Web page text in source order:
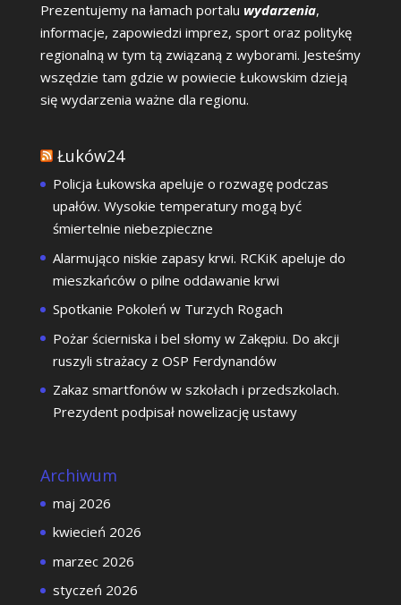
Prezentujemy na łamach portalu wydarzenia,
informacje, zapowiedzi imprez, sport oraz politykę
regionalną w tym tą związaną z wyborami. Jesteśmy
wszędzie tam gdzie w powiecie Łukowskim dzieją
się wydarzenia ważne dla regionu.
Łuków24
Policja Łukowska apeluje o rozwagę podczas
upałów. Wysokie temperatury mogą być
śmiertelnie niebezpieczne
Alarmująco niskie zapasy krwi. RCKiK apeluje do
mieszkańców o pilne oddawanie krwi
Spotkanie Pokoleń w Turzych Rogach
Pożar ścierniska i bel słomy w Zakępiu. Do akcji
ruszyli strażacy z OSP Ferdynandów
Zakaz smartfonów w szkołach i przedszkolach.
Prezydent podpisał nowelizację ustawy
Archiwum
maj 2026
kwiecień 2026
marzec 2026
styczeń 2026